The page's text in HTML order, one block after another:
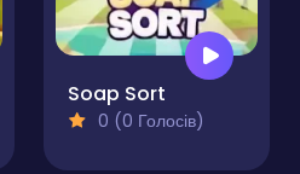
Soap Sort
0 (0 Голосів)